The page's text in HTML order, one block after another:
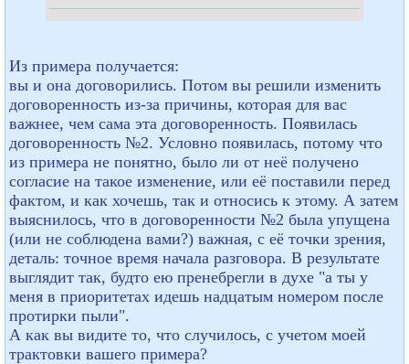
Из примера получается:
вы и она договорились. Потом вы решили изменить
договоренность из-за причины, которая для вас
важнее, чем сама эта договоренность. Появилась
договоренность №2. Условно появилась, потому что
из примера не понятно, было ли от неё получено
согласие на такое изменение, или её поставили перед
фактом, и как хочешь, так и относись к этому. А затем
выяснилось, что в договоренности №2 была упущена
(или не соблюдена вами?) важная, с её точки зрения,
деталь: точное время начала разговора. В результате
выглядит так, будто ею пренебрегли в духе "а ты у
меня в приоритетах идешь надцатым номером после
протирки пыли".
А как вы видите то, что случилось, с учетом моей
трактовки вашего примера?